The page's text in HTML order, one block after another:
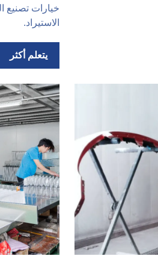
خيارات تصنيع
الاستيراد.
يتعلم أكثر